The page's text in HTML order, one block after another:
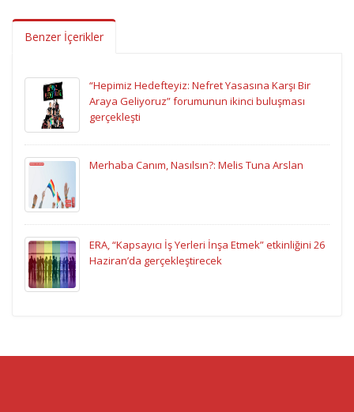
Benzer İçerikler
“Hepimiz Hedefteyiz: Nefret Yasasına Karşı Bir
Araya Geliyoruz” forumunun ikinci buluşması
gerçekleşti
Merhaba Canım, Nasılsın?: Melis Tuna Arslan
ERA, “Kapsayıcı İş Yerleri İnşa Etmek” etkinliğini 26
Haziran’da gerçekleştirecek